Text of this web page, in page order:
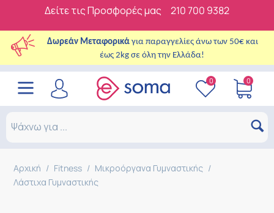
Δείτε τις Προσφορές μας 210 700 9382
Δωρεάν Μεταφορικά για παραγγελίες άνω των 50€ και
έως 2kg σε όλη την Ελλάδα!
0 0
Αρχική / Fitness / Μικροόργανα Γυμναστικής /
Λάστιχα Γυμναστικής